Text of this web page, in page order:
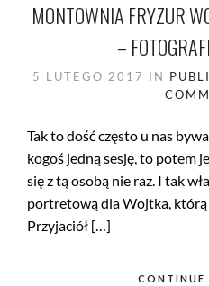
MONTOWNIA FRYZUR
–
5 LUTEGO 2017 IN
Tak to dość często u nas
kogoś jedną sesję, to potem
się z tą osobą nie raz. I tak
portretową dla Wojtka, którą
Przyjaciół […]
CONTINUE